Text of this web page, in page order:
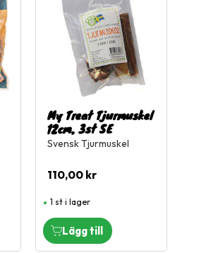
My Treat Tjurmuskel
12cm, 3st SE
Svensk Tjurmuskel
110,00 kr
1 st i lager